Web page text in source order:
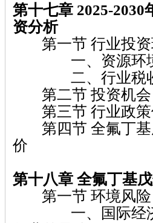
第十七章 2025-
资分析
第一节 行业投资
一、资源环境
二、行业税收
第二节 投资机会
第三节 行业政策
第四节 全氟丁基
价
第十八章 全氟丁基
第一节 环境风险
一、国际经济环